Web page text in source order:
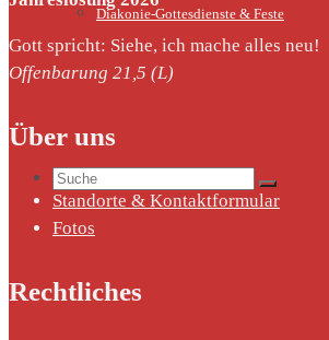
Diakonie-Gottesdienste & Feste
Suche
Gott spricht: Siehe, ich mache alles neu!
Offenbarung 21,5 (L)
Über uns
Standorte & Kontaktformular
Fotos
Rechtliches